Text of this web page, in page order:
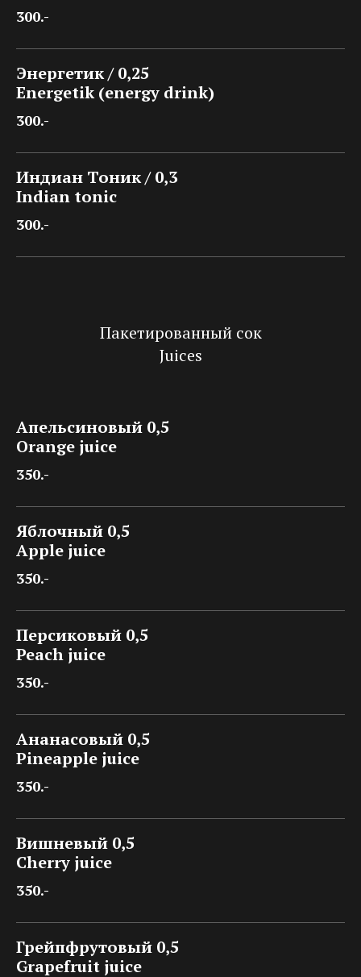
300.-
Энергетик / 0,25
Energetik (energy drink)
300.-
Индиан Тоник / 0,3
Indian tonic
300.-
Пакетированный сок
Juices
Апельсиновый 0,5
Orange juice
350.-
Яблочный 0,5
Apple juice
350.-
Персиковый 0,5
Peach juice
350.-
Ананасовый 0,5
Pineapple juice
350.-
Вишневый 0,5
Cherry juice
350.-
Грейпфрутовый 0,5
Grapefruit juice